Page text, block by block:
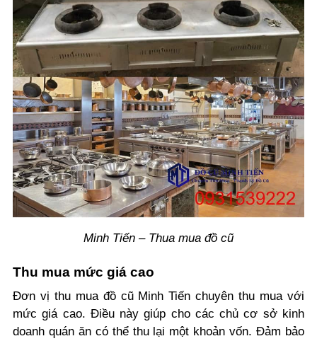
Minh Tiến – Thua mua đồ cũ
Thu mua mức giá cao
Đơn vị thu mua đồ cũ Minh Tiến chuyên thu mua với
mức giá cao. Điều này giúp cho các chủ cơ sở kinh
doanh quán ăn có thể thu lại một khoản vốn. Đảm bảo